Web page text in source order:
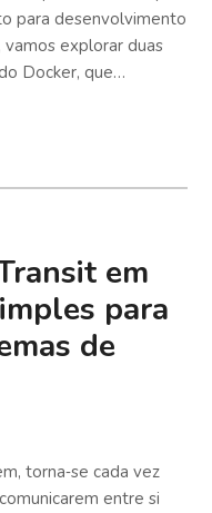
para desenvolvimento
explorar duas
Docker, que…
em
para
de
torna‑se cada vez
entre si